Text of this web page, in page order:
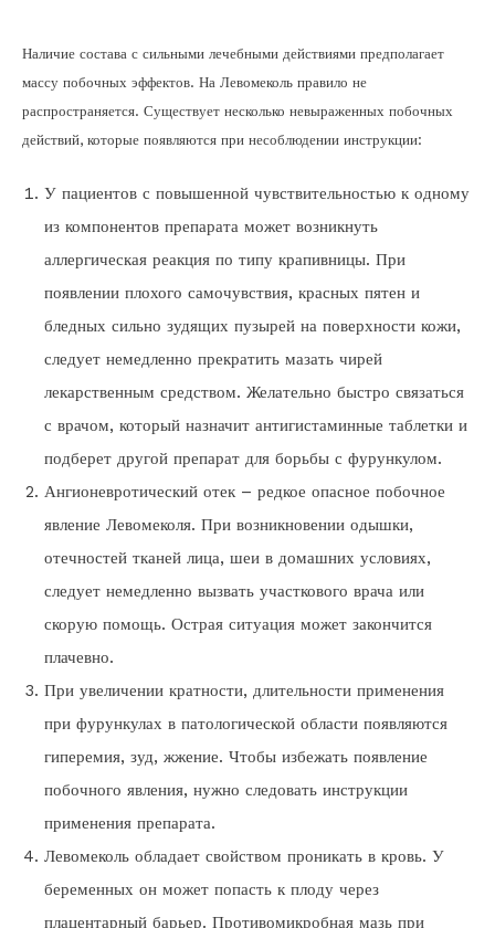
Наличие состава с сильными лечебными действиями предполагает
массу побочных эффектов. На Левомеколь правило не
распространяется. Существует несколько невыраженных побочных
действий, которые появляются при несоблюдении инструкции:
У пациентов с повышенной чувствительностью к одному
из компонентов препарата может возникнуть
аллергическая реакция по типу крапивницы. При
появлении плохого самочувствия, красных пятен и
бледных сильно зудящих пузырей на поверхности кожи,
следует немедленно прекратить мазать чирей
лекарственным средством. Желательно быстро связаться
с врачом, который назначит антигистаминные таблетки и
подберет другой препарат для борьбы с фурункулом.
Ангионевротический отек – редкое опасное побочное
явление Левомеколя. При возникновении одышки,
отечностей тканей лица, шеи в домашних условиях,
следует немедленно вызвать участкового врача или
скорую помощь. Острая ситуация может закончится
плачевно.
При увеличении кратности, длительности применения
при фурункулах в патологической области появляются
гиперемия, зуд, жжение. Чтобы избежать появление
побочного явления, нужно следовать инструкции
применения препарата.
Левомеколь обладает свойством проникать в кровь. У
беременных он может попасть к плоду через
плацентарный барьер. Противомикробная мазь при